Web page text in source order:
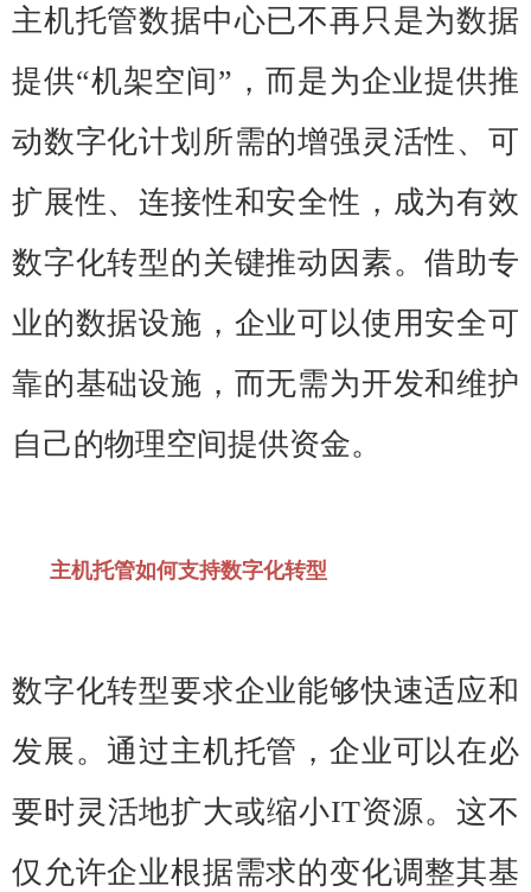
主机托管数据中心已不再只是为数据
提供“机架空间”，而是为企业提供推
动数字化计划所需的增强灵活性、可
扩展性、连接性和安全性，成为有效
数字化转型的关键推动因素。借助专
业的数据设施，企业可以使用安全可
靠的基础设施，而无需为开发和维护
自己的物理空间提供资金。
主机托管如何支持数字化转型
数字化转型要求企业能够快速适应和
发展。通过主机托管，企业可以在必
要时灵活地扩大或缩小IT资源。这不
仅允许企业根据需求的变化调整其基